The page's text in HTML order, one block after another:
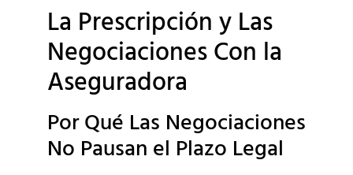
La Prescripción y Las
Negociaciones Con la
Aseguradora
Por Qué Las Negociaciones
No Pausan el Plazo Legal